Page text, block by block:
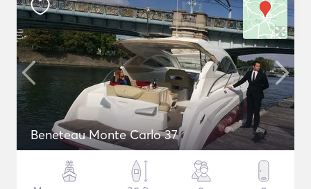
Beneteau Monte Carlo 37